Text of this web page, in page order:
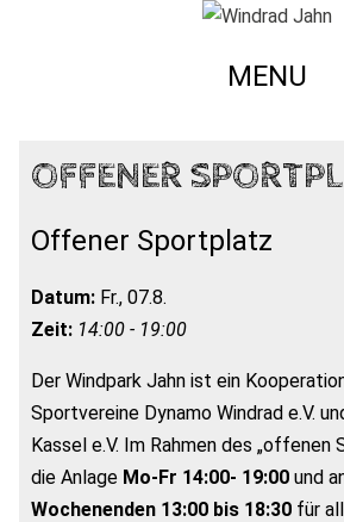
MENU
OFFENER
Offener Sportplatz
Datum: Fr., 07.8.
Zeit: 14:00 - 19:00
Der Windpark Jahn ist ein
Sportvereine Dynamo Windrad e.V.
Kassel e.V. Im Rahmen des „offenen
die Anlage Mo-Fr 14:00- 19:00 und
Wochenenden 13:00 bis 18:30 für